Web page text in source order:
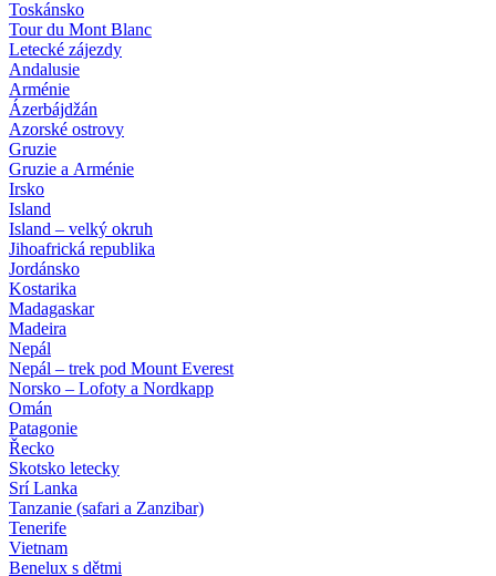
Toskánsko
Tour du Mont Blanc
Letecké zájezdy
Andalusie
Arménie
Ázerbájdžán
Azorské ostrovy
Gruzie
Gruzie a Arménie
Irsko
Island
Island – velký okruh
Jihoafrická republika
Jordánsko
Kostarika
Madagaskar
Madeira
Nepál
Nepál – trek pod Mount Everest
Norsko – Lofoty a Nordkapp
Omán
Patagonie
Řecko
Skotsko letecky
Srí Lanka
Tanzanie (safari a Zanzibar)
Tenerife
Vietnam
Benelux s dětmi